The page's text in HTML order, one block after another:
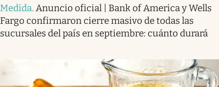
Medida. Anuncio oficial | Bank of America y Wells
Fargo confirmaron cierre masivo de todas las
sucursales del país en septiembre: cuánto durará